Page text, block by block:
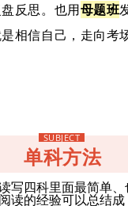
反思。也用母题班
相信自己，走向考场
SUBJECT
单科方法
写四科里面最简单
读的经验可以总结成